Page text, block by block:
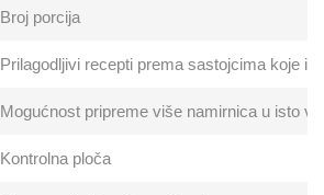
Broj porcija
Prilagodljivi recepti prema sastojcima koje
Mogućnost pripreme više namirnica u isto
Kontrolna ploča